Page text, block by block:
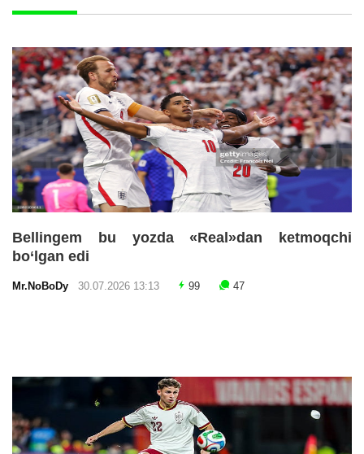
Bellingem bu yozda «Real»dan ketmoqchi
bo‘lgan edi
Mr.NoBoDy 30.07.2026 13:13 99 47